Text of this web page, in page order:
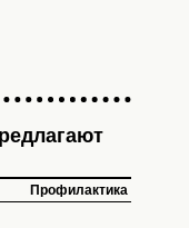
Профилактика